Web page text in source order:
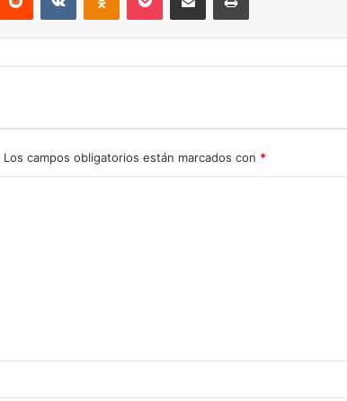
Los campos obligatorios están marcados con *